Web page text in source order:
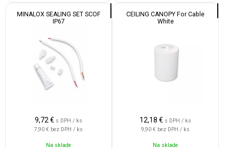
MINALOX SEALING SET SCOF
IP67
9,72 € s DPH / ks
7,90 € bez DPH / ks
Na sklade
CEILING CANOPY For Cable
White
12,18 € s DPH / ks
9,90 € bez DPH / ks
Na sklade